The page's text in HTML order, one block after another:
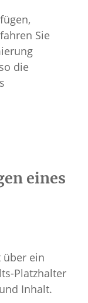
Sie
die
eines
über ein
Platzhalter
Inhalt.